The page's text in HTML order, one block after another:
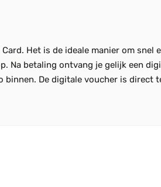
Het is de ideale manier om snel
Na betaling ontvang je gelijk een
De digitale voucher is direct